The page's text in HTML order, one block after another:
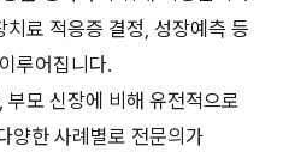
료 적응증 결정, 성장예측 등
루어집니다.
모 신장에 비해 유전적으로
양한 사례별로 전문의가